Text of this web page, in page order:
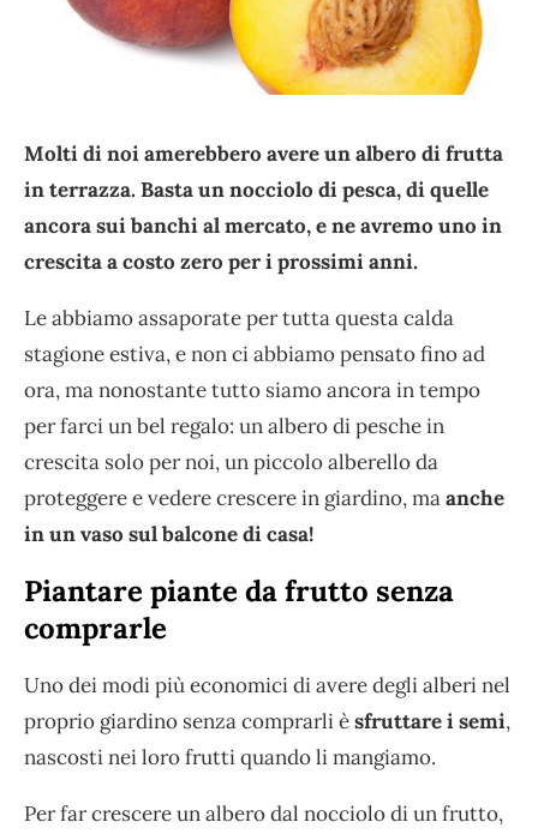
Molti di noi amerebbero avere un albero di frutta
in terrazza. Basta un nocciolo di pesca, di quelle
ancora sui banchi al mercato, e ne avremo uno in
crescita a costo zero per i prossimi anni.
Le abbiamo assaporate per tutta questa calda
stagione estiva, e non ci abbiamo pensato fino ad
ora, ma nonostante tutto siamo ancora in tempo
per farci un bel regalo: un albero di pesche in
crescita solo per noi, un piccolo alberello da
proteggere e vedere crescere in giardino, maanche
in un vaso sul balcone di casa!
Piantare piante da frutto senza
comprarle
Uno dei modi più economici di avere degli alberi nel
proprio giardino senza comprarli èsfruttare i semi,
nascosti nei loro frutti quando li mangiamo.
Per far crescere un albero dal nocciolo di un frutto,